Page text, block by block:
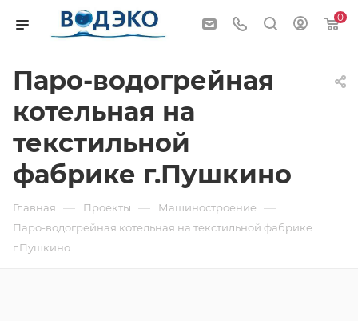
0
Паро-водогрейная
котельная на
текстильной
фабрике г.Пушкино
Главная — Проекты — Машиностроение —
Паро-водогрейная котельная на текстильной фабрике
г.Пушкино